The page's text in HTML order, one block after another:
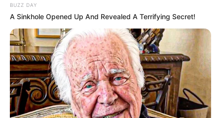
BUZZ DAY
A Sinkhole Opened Up And Revealed A Terrifying Secret!